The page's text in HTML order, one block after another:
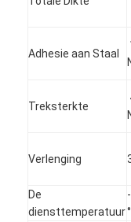
Adhesie aan Staal
Treksterkte
Verlenging
De
diensttemperatuur